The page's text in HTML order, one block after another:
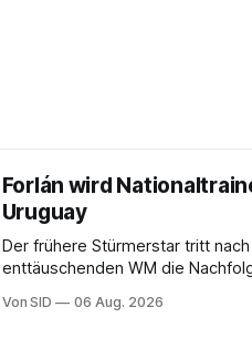
Forlán wird
Uruguay
Der frühere Stürmerstar tritt
enttäuschenden WM die
Von SID 06 Aug. 2026